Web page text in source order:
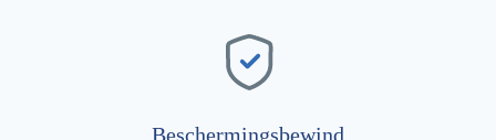
Beschermingsbewind